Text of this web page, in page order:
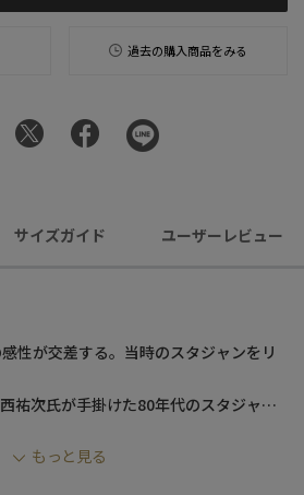
過去の購入商品をみる
サイズガイド ユーザーレビュー
性が交差する。当時のスタジャンをリ
祐次氏が手掛けた80年代のスタジャン
サイズに、上質なシープレザーとでブ
もっと見る